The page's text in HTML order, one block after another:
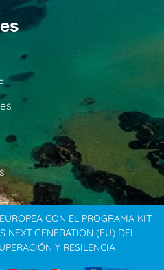
CON EL PROGRAMA KIT
NEXT GENERATION (EU) DEL
Y RESILENCIA